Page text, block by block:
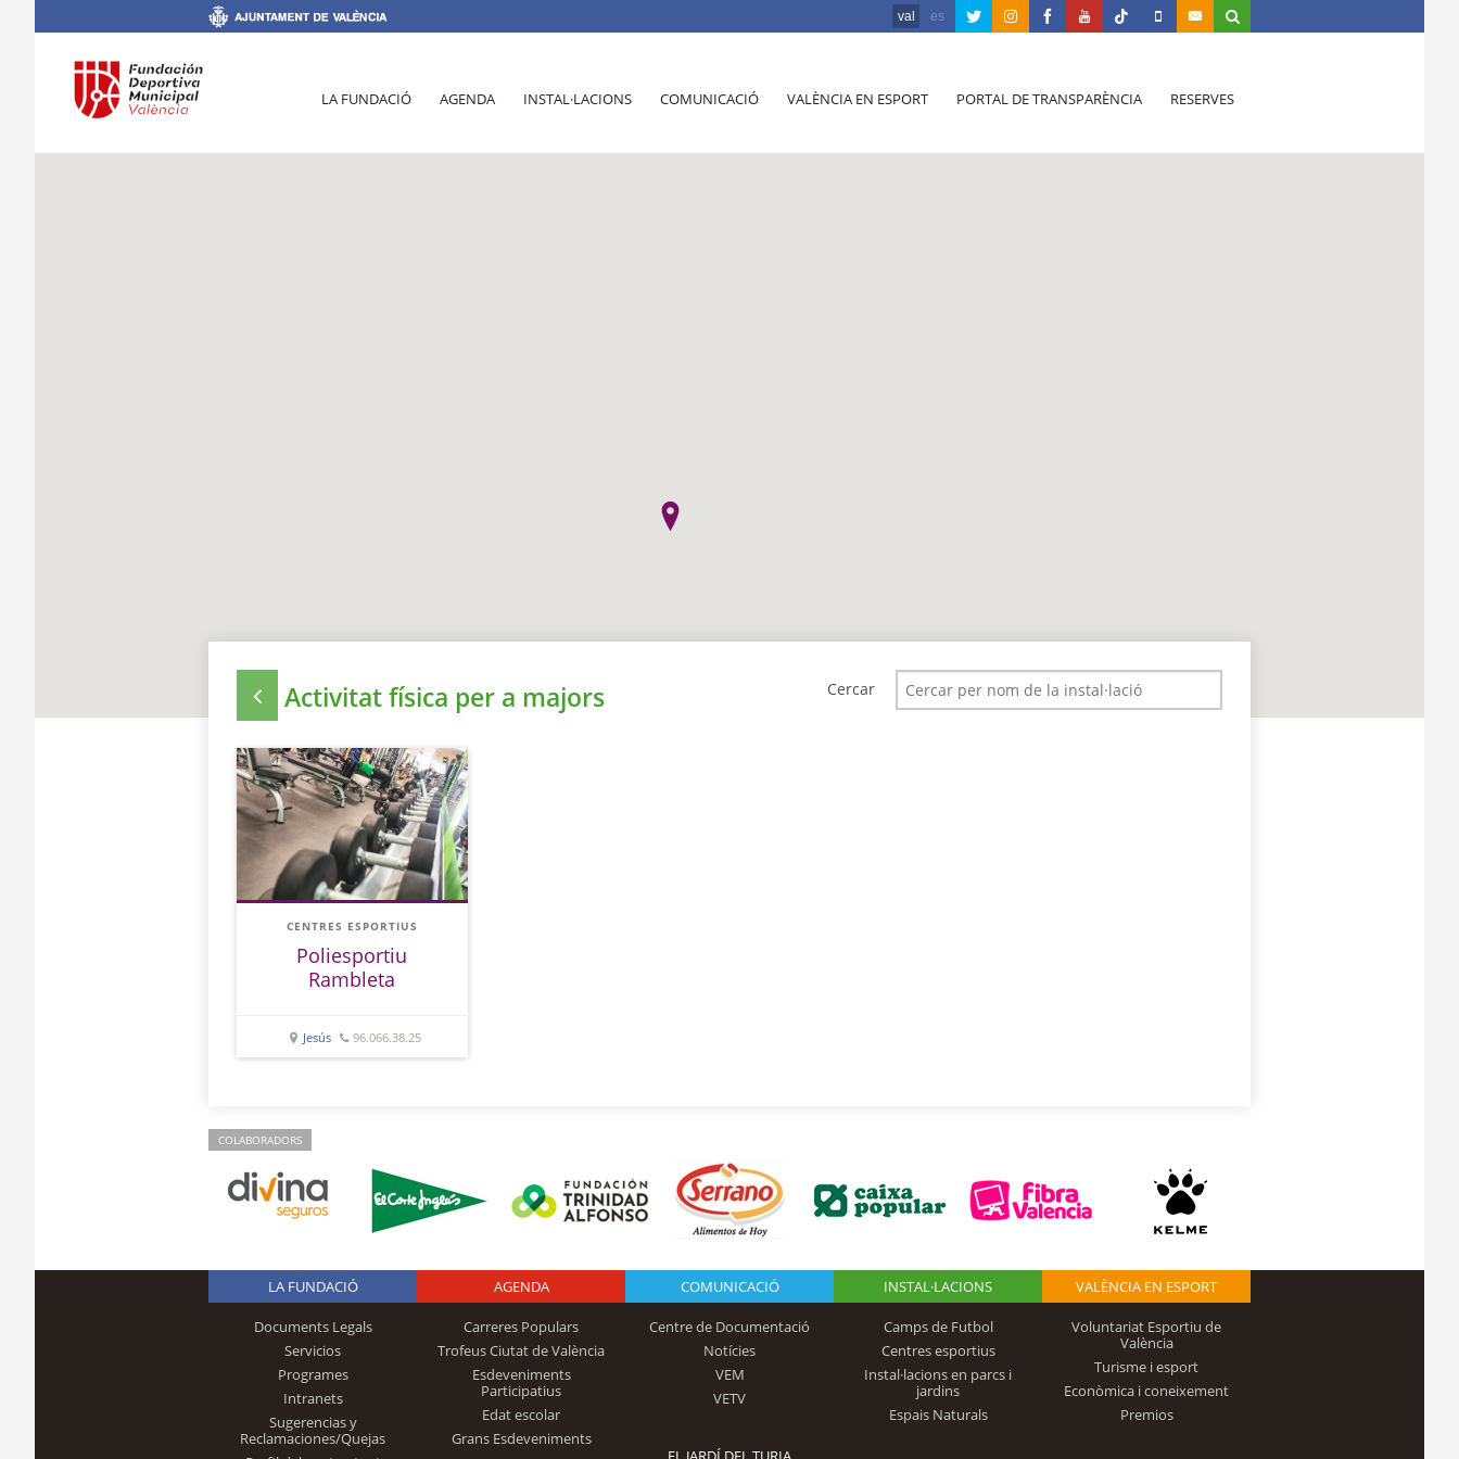
val es
LA FUNDACIÓ AGENDA INSTAL·LACIONS COMUNICACIÓ VALÈNCIA EN ESPORT PORTAL DE TRANSPARÈNCIA RESERVES
Activitat física per a majors Cercar
CENTRES ESPORTIUS
Poliesportiu
Rambleta
Jesús 96.066.38.25
COLABORADORS
Logo Fundación
Trinidad Alfonso
LA FUNDACIÓ
Documents Legals
Servicios
Programes
Intranets
Sugerencias y
Reclamaciones/Quejas
AGENDA
Carreres Populars
Trofeus Ciutat de València
Esdeveniments
Participatius
Edat escolar
Grans Esdeveniments
COMUNICACIÓ
Centre de Documentació
Notícies
VEM
VETV
INSTAL·LACIONS
Camps de Futbol
Centres esportius
Instal·lacions en parcs i
jardins
Espais Naturals
VALÈNCIA EN ESPORT
Voluntariat Esportiu de
València
Turisme i esport
Econòmica i coneixement
Premios